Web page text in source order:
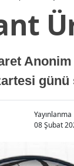
Yayınlanma
08 Şubat